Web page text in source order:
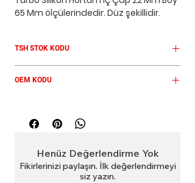
65 Mm ölçülerindedir. Düz şekillidir.
TSH STOK KODU
OEM KODU
Henüz Değerlendirme Yok
Fikirlerinizi paylaşın. İlk değerlendirmeyi
siz yazın.